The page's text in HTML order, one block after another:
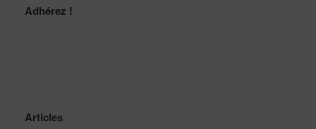
Adhérez !
Articles